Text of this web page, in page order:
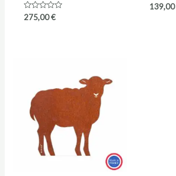
Note
0
275,00€
Note
5.00
139,00